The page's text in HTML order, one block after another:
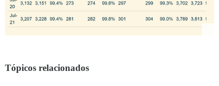
Tópicos relacionados